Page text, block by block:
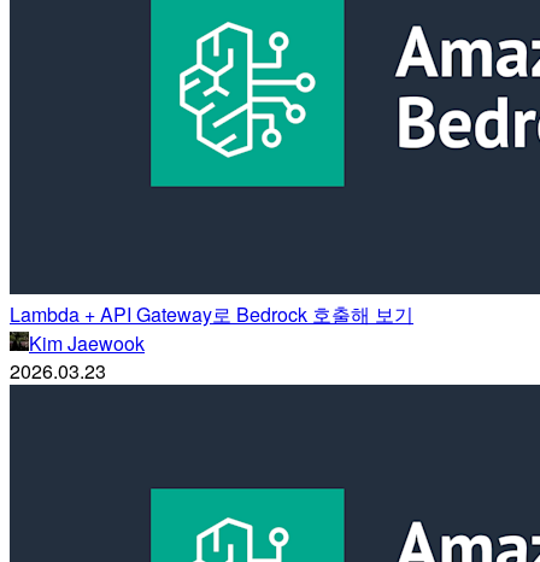
Lambda + API Gateway로 Bedrock 호출해 보기
Kim Jaewook
2026.03.23